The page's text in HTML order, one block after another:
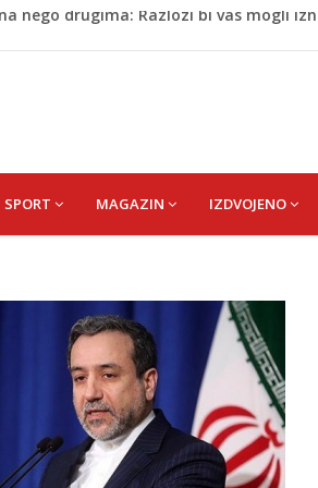
su odabrali drugu reprezentaciju
obilježena 31. godišnjica
nego drugima: Razlozi bi vas mogli
SPORT MAGAZIN IZDVOJENO